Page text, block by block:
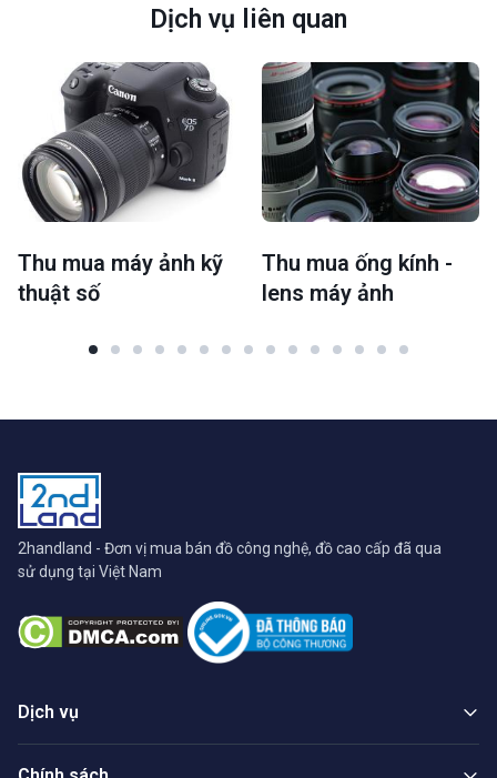
Dịch vụ liên quan
Thu mua máy ảnh kỹ
thuật số
Thu mua ống kính -
lens máy ảnh
2handland - Đơn vị mua bán đồ công nghệ, đồ cao cấp đã qua
sử dụng tại Việt Nam
Dịch vụ